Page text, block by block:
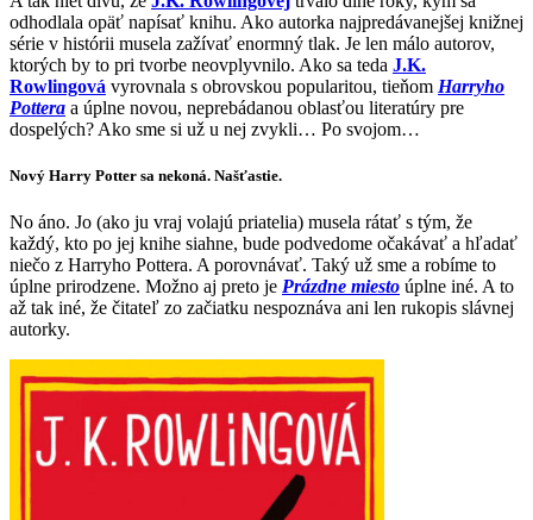
odhodlala opäť napísať knihu. Ako autorka najpredávanejšej knižnej
série v histórii musela zažívať enormný tlak. Je len málo autorov,
ktorých by to pri tvorbe neovplyvnilo. Ako sa teda J.K.
Rowlingová vyrovnala s obrovskou popularitou, tieňom Harryho
Pottera a úplne novou, neprebádanou oblasťou literatúry pre
dospelých? Ako sme si už u nej zvykli… Po svojom…
Nový Harry Potter sa nekoná. Našťastie.
No áno. Jo (ako ju vraj volajú priatelia) musela rátať s tým, že
každý, kto po jej knihe siahne, bude podvedome očakávať a hľadať
niečo z Harryho Pottera. A porovnávať. Taký už sme a robíme to
úplne prirodzene. Možno aj preto je Prázdne miesto úplne iné. A to
až tak iné, že čitateľ zo začiatku nespoznáva ani len rukopis slávnej
autorky.